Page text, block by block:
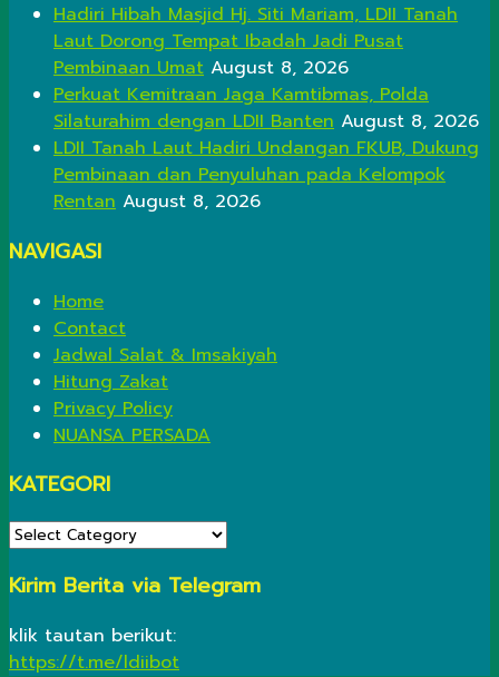
Hadiri Hibah Masjid Hj. Siti Mariam, LDII Tanah
Laut Dorong Tempat Ibadah Jadi Pusat
Pembinaan Umat August 8, 2026
Perkuat Kemitraan Jaga Kamtibmas, Polda
Silaturahim dengan LDII Banten August 8, 2026
LDII Tanah Laut Hadiri Undangan FKUB, Dukung
Pembinaan dan Penyuluhan pada Kelompok
Rentan August 8, 2026
NAVIGASI
Home
Contact
Jadwal Salat & Imsakiyah
Hitung Zakat
Privacy Policy
NUANSA PERSADA
KATEGORI
KATEGORI
Kirim Berita via Telegram
klik tautan berikut:
https://t.me/ldiibot